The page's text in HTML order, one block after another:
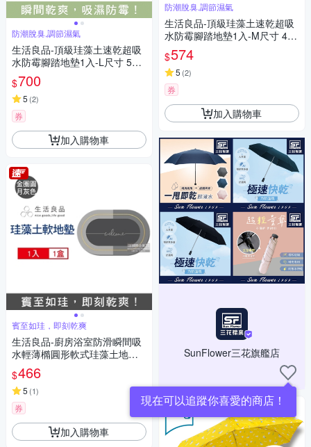
防潮脫臭,調節濕氣
生活良品-頂級珪藻土速乾超吸
水防霉腳踏地墊1入-L尺寸 5款
可選 (珪藻土地墊,腳踏墊,地墊,
吸水墊)
$700
5 (2)
券
加入購物車
賓至如珪，即刻乾爽
生活良品-廚房浴室防滑瞬間吸
水輕薄橢圓形軟式珪藻土地墊1
入/卷 2款可選 (耐摔不破裂,可
洗衣機清洗,浴室踏墊,防滑踏墊,
門口墊,吸水踏墊)
$466
5 (1)
券
加入購物車
防潮脫臭,調節濕氣
生活良品-頂級珪藻土速乾超吸
水防霉腳踏地墊1入-M尺寸 4色
可選 (珪藻土地墊,腳踏墊,地墊,
吸水墊)
$574
5 (2)
券
加入購物車
SunFlower三花旗艦店